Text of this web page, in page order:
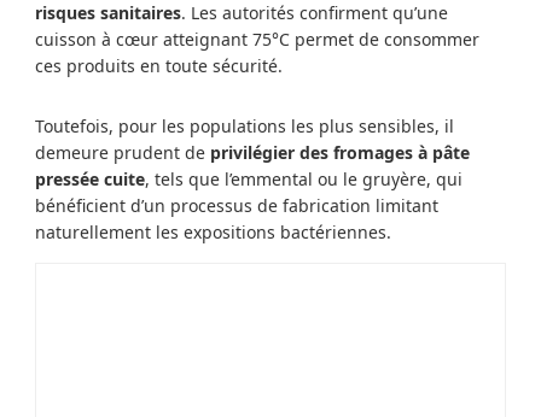
risques sanitaires. Les autorités confirment qu’une
cuisson à cœur atteignant 75°C permet de consommer
ces produits en toute sécurité.
Toutefois, pour les populations les plus sensibles, il
demeure prudent de privilégier des fromages à pâte
pressée cuite, tels que l’emmental ou le gruyère, qui
bénéficient d’un processus de fabrication limitant
naturellement les expositions bactériennes.